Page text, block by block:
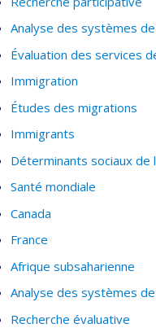
Analyse des systèmes
Évaluation des services
Immigration
Études des migrations
Immigrants
Déterminants sociaux de
Santé mondiale
Canada
France
Afrique subsaharienne
Analyse des systèmes
Recherche évaluative